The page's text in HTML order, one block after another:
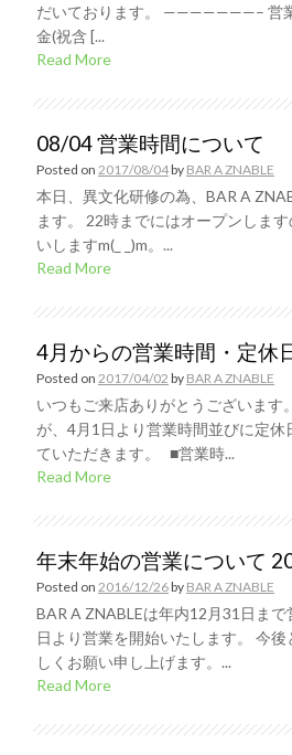
だいております。 ———————– 営業
金(祝含 [...
Read More
08/04 営業時間について
Posted on 2017/08/04by BAR A ZNABLE
本日、異文化研修の為、BAR A
ます。 22時までにはオープンしま
いしますm(_ _)m。...
Read More
4月からの営業時間・定休
Posted on 2017/04/02 by BAR A ZNABLE
いつもご来店ありがとうございます
が、4月1日より営業時間並びに定
ていただきます。 ■営業時...
Read More
年末年始の営業について
Posted on 2016/12/26by BAR A ZNABLE
BAR A ZNABLEは年内12月31日ま
日より営業を開始いたします。 今
しくお願い申し上げます。...
Read More